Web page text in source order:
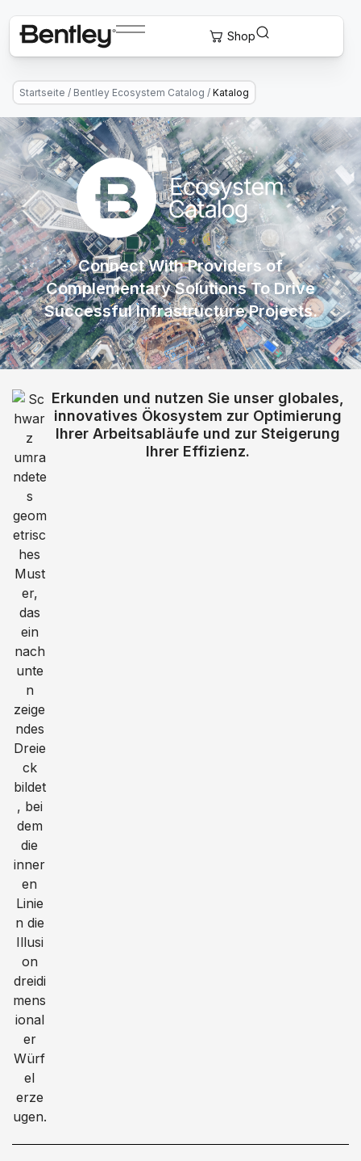
Startseite / Bentley Ecosystem Catalog / Katalog
Connect With Providers of
Complementary Solutions To Drive
Successful Infrastructure Projects.
Erkunden und nutzen Sie unser globales,
innovatives Ökosystem zur Optimierung
Ihrer Arbeitsabläufe und zur Steigerung
Ihrer Effizienz.